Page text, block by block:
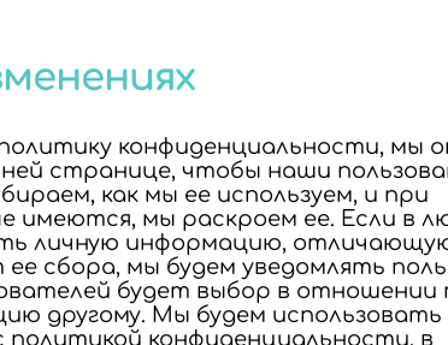
конфиденциальности, мы
странице, чтобы наши
как мы ее используем, и при
имеются, мы раскроем ее. Если в
личную информацию,
сбора, мы будем уведомлять
будет выбор в отношении
другому. Мы будем использовать
конфиденциальности, в